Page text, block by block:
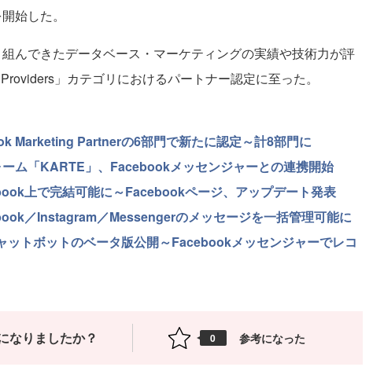
始した。
んできたデータベース・マーケティングの実績や技術力が評
」カテゴリにおけるパートナー認定に至った。
Marketing Partnerの6部門で新たに認定～計8部門に
ム「KARTE」、Facebookメッセンジャーとの連携開始
上で完結可能に～Facebookページ、アップデート発表
／Instagram／Messengerのメッセージを一括管理可能に
ットボットのベータ版公開～Facebookメッセンジャーでレコ
なりましたか？ 0 参考になった